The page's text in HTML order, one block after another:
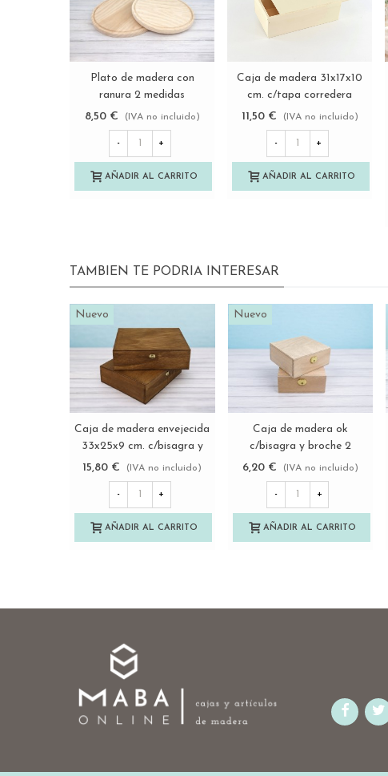
Ver más
Plato de madera con
ranura 2 medidas
Ref.AT0803
8,50 € (IVA no incluido)
- +
AÑADIR AL CARRITO
Ver más
Caja de madera 31x17x10
cm. c/tapa corredera
Marco Ref.PC40S
11,50 € (IVA no incluido)
- +
AÑADIR AL CARRITO
TAMBIEN TE PODRIA INTERESAR
Nuevo
Ver más
Caja de madera envejecida
33x25x9 cm. c/bisagra y
broche Ref.PCF82
15,80 € (IVA no incluido)
- +
AÑADIR AL CARRITO
Nuevo
Ver más
Caja de madera ok
c/bisagra y broche 2
medidas Ref.BBOK
6,20 € (IVA no incluido)
- +
AÑADIR AL CARRITO